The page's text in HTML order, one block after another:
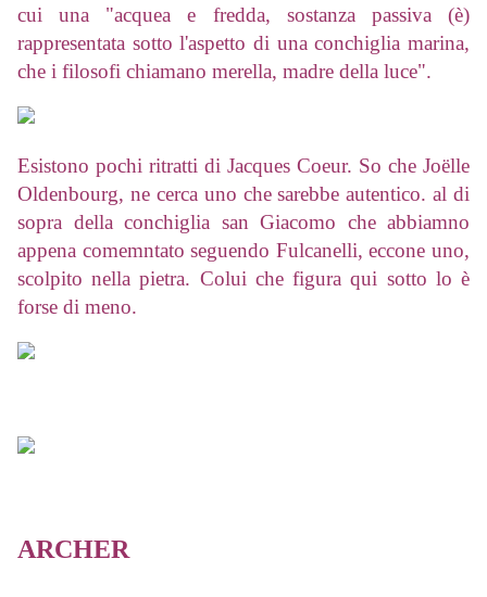
cui una "acquea e fredda, sostanza passiva (è)
rappresentata sotto l'aspetto di una conchiglia marina,
che i filosofi chiamano merella, madre della luce".
Esistono pochi ritratti di Jacques Coeur. So che Joëlle
Oldenbourg, ne cerca uno che sarebbe autentico. al di
sopra della conchiglia san Giacomo che abbiamno
appena comemntato seguendo Fulcanelli, eccone uno,
scolpito nella pietra. Colui che figura qui sotto lo è
forse di meno.
ARCHER